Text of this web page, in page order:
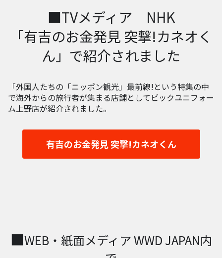
■TVメディア NHK
「有吉のお金発見 突撃!カネオく
ん」で紹介されました
「外国人たちの「ニッポン観光」最前線!という特集の中
で海外からの旅行者が集まる店舗としてビックユニフォー
ム上野店が紹介されました。
有吉のお金発見 突撃!カネオくん
■WEB・紙面メディア WWD JAPAN内